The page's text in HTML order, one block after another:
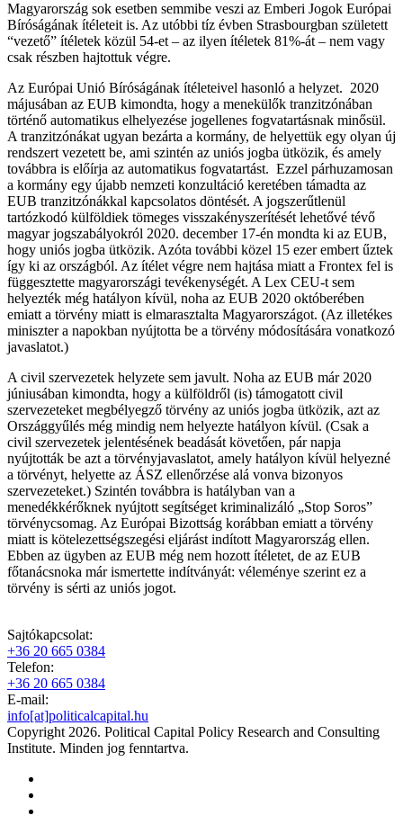
Magyarország sok esetben semmibe veszi az Emberi Jogok Európai
Bíróságának ítéleteit is. Az utóbbi tíz évben Strasbourgban született
“vezető” ítéletek közül 54-et – az ilyen ítéletek 81%-át – nem vagy
csak részben hajtottuk végre.
Az Európai Unió Bíróságának ítéleteivel hasonló a helyzet. 2020
májusában az EUB kimondta, hogy a menekülők tranzitzónában
történő automatikus elhelyezése jogellenes fogvatartásnak minősül.
A tranzitzónákat ugyan bezárta a kormány, de helyettük egy olyan új
rendszert vezetett be, ami szintén az uniós jogba ütközik, és amely
továbbra is előírja az automatikus fogvatartást. Ezzel párhuzamosan
a kormány egy újabb nemzeti konzultáció keretében támadta az
EUB tranzitzónákkal kapcsolatos döntését. A jogszerűtlenül
tartózkodó külföldiek tömeges visszakényszerítését lehetővé tévő
magyar jogszabályokról 2020. december 17-én mondta ki az EUB,
hogy uniós jogba ütközik. Azóta további közel 15 ezer embert űztek
így ki az országból. Az ítélet végre nem hajtása miatt a Frontex fel is
függesztette magyarországi tevékenységét. A Lex CEU-t sem
helyezték még hatályon kívül, noha az EUB 2020 októberében
emiatt a törvény miatt is elmarasztalta Magyarországot. (Az illetékes
miniszter a napokban nyújtotta be a törvény módosítására vonatkozó
javaslatot.)
A civil szervezetek helyzete sem javult. Noha az EUB már 2020
júniusában kimondta, hogy a külföldről (is) támogatott civil
szervezeteket megbélyegző törvény az uniós jogba ütközik, azt az
Országgyűlés még mindig nem helyezte hatályon kívül. (Csak a
civil szervezetek jelentésének beadását követően, pár napja
nyújtották be azt a törvényjavaslatot, amely hatályon kívül helyezné
a törvényt, helyette az ÁSZ ellenőrzése alá vonva bizonyos
szervezeteket.) Szintén továbbra is hatályban van a
menedékkérőknek nyújtott segítséget kriminalizáló „Stop Soros”
törvénycsomag. Az Európai Bizottság korábban emiatt a törvény
miatt is kötelezettségszegési eljárást indított Magyarország ellen.
Ebben az ügyben az EUB még nem hozott ítéletet, de az EUB
főtanácsnoka már ismertette indítványát: véleménye szerint ez a
törvény is sérti az uniós jogot.
Sajtókapcsolat:
+36 20 665 0384
Telefon:
+36 20 665 0384
E-mail:
info[at]politicalcapital.hu
Copyright 2026. Political Capital Policy Research and Consulting
Institute. Minden jog fenntartva.